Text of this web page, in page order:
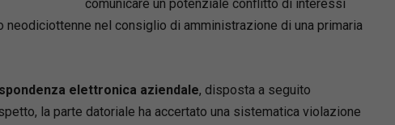
comunicare un potenziale conflitto di interessi
neodiciottenne nel consiglio di amministrazione di una primaria
elettronica aziendale, disposta a seguito
la parte datoriale ha accertato una sistematica violazione